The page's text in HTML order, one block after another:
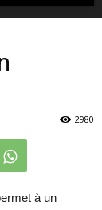
2980
à un